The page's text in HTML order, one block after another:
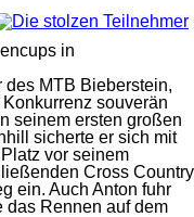
in
des MTB Bieberstein,
souverän
seinem ersten großen
sicherte er sich mit
vor seinem
Cross Country
ein. Auch Anton fuhr
das Rennen auf dem